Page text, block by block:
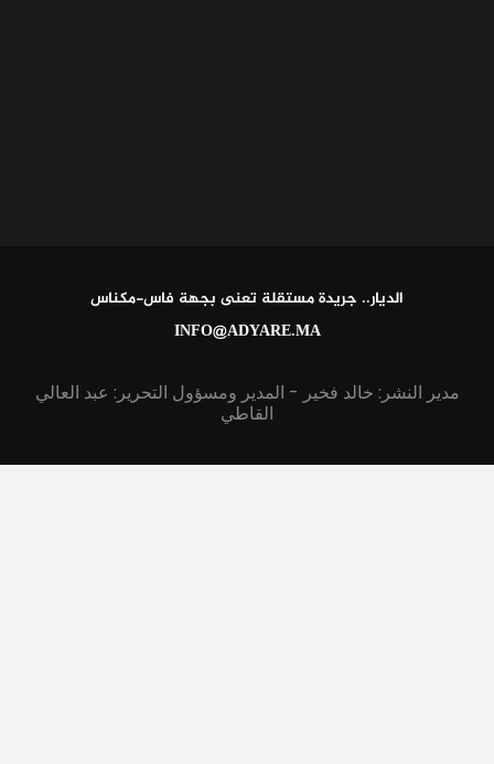
الديار.. جريدة مستقلة تعنى بجهة فاس-مكناس
INFO@ADYARE.MA
مدير النشر: خالد فخير - المدير ومسؤول التحرير: عبد العالي
القاطي